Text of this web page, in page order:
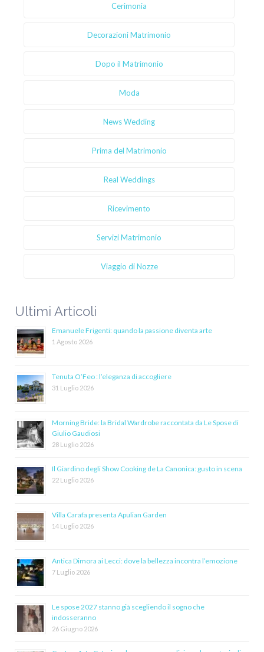
Cerimonia
Decorazioni Matrimonio
Dopo il Matrimonio
Moda
News Wedding
Prima del Matrimonio
Real Weddings
Ricevimento
Servizi Matrimonio
Viaggio di Nozze
Ultimi Articoli
Emanuele Frigenti: quando la passione diventa arte
1 Agosto 2026
Tenuta O’Feo : l’eleganza di accogliere
31 Luglio 2026
Morning Bride: la Bridal Wardrobe raccontata da Le Spose di
Giulio Gaudiosi
28 Luglio 2026
Il Giardino degli Show Cooking de La Canonica: gusto in scena
22 Luglio 2026
Villa Carafa presenta Apulian Garden
14 Luglio 2026
Antica Dimora ai Lecci: dove la bellezza incontra l’emozione
7 Luglio 2026
Le spose 2027 stanno già scegliendo il sogno che
indosseranno
26 Giugno 2026